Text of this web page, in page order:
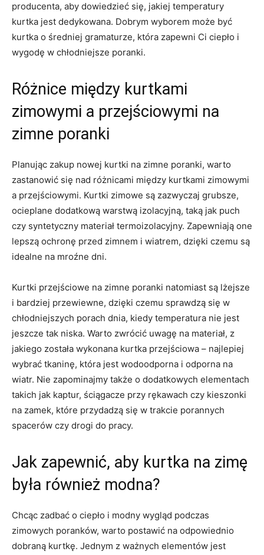
producenta, aby dowiedzieć się, jakiej temperatury
kurtka jest dedykowana. Dobrym wyborem może być
kurtka o średniej gramaturze, która zapewni Ci ciepło i
wygodę w chłodniejsze poranki.
Różnice między kurtkami
zimowymi a przejściowymi na
zimne poranki
Planując zakup nowej kurtki na zimne poranki, warto
zastanowić się nad różnicami między kurtkami zimowymi
a przejściowymi. Kurtki zimowe są zazwyczaj grubsze,
ocieplane dodatkową warstwą izolacyjną, taką jak puch
czy syntetyczny materiał termoizolacyjny. Zapewniają one
lepszą ochronę przed zimnem i wiatrem, dzięki czemu są
idealne na mroźne dni.
Kurtki przejściowe na zimne poranki natomiast są lżejsze
i bardziej przewiewne, dzięki czemu sprawdzą się w
chłodniejszych porach dnia, kiedy temperatura nie jest
jeszcze tak niska. Warto zwrócić uwagę na materiał, z
jakiego została wykonana kurtka przejściowa – najlepiej
wybrać tkaninę, która jest wodoodporna i odporna na
wiatr. Nie zapominajmy także o dodatkowych elementach
takich jak kaptur, ściągacze przy rękawach czy kieszonki
na zamek, które przydadzą się w trakcie porannych
spacerów czy drogi do pracy.
Jak zapewnić, aby kurtka na zimę
była również modna?
Chcąc zadbać o ciepło i modny wygląd podczas
zimowych poranków, warto postawić na odpowiednio
dobraną kurtkę. Jednym z ważnych elementów jest